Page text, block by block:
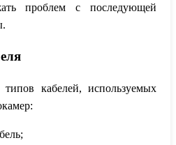
проблем с последующей
типов кабелей, используемых